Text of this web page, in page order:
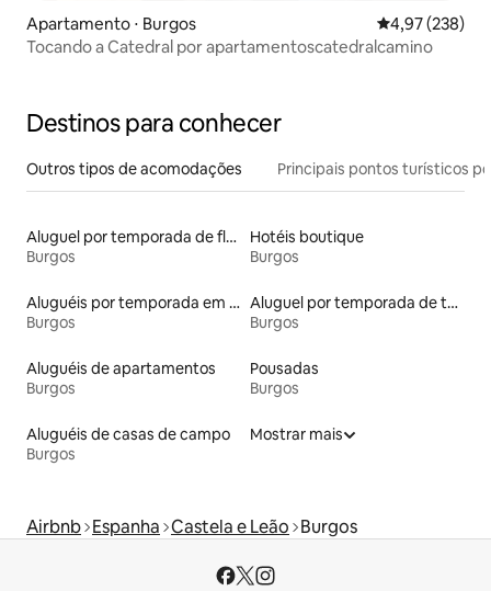
Apartamento ⋅ Burgos 4,97 de uma
4,97 (238)
Tocando a Catedral por apartamentoscatedralcamino
Destinos para conhecer
Outros tipos de acomodações Principais pontos turísticos
Aluguel por temporada de flats
Burgos
Hotéis boutique
Burgos
Aluguéis por temporada em albergue
Burgos
Aluguel por temporada de townhouses
Burgos
Aluguéis de apartamentos
Burgos
Pousadas
Burgos
Aluguéis de casas de campo
Burgos
Mostrar mais
Airbnb Espanha Castela e Leão Burgos